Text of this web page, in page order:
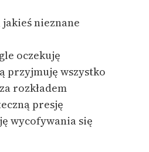
nieznane
oczekuję
przyjmuję wszystko
rozkładem
presję
wycofywania się